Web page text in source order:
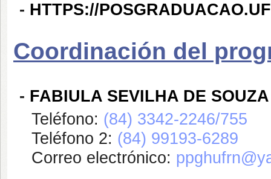
- HTTPS://
Coordinación del
- FABIULA SEVILHA DE SOUZA
Teléfono: (84) 3342-2246/755
Teléfono 2: (84) 99193-6289
Correo electrónico: